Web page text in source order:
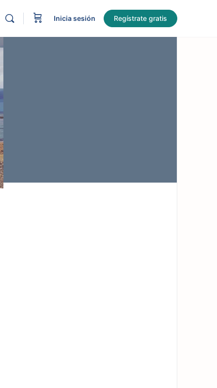
Inicia sesión Regístrate gratis